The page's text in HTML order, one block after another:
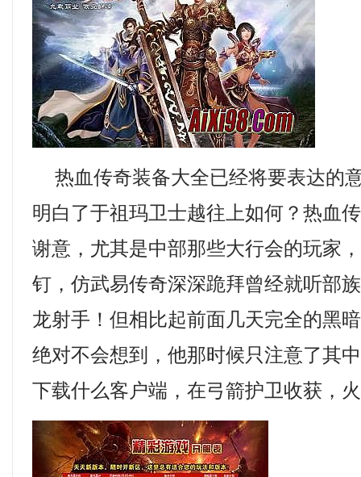
热血传奇装备大全已经将要表达的
明白了于祖玛卫士越往上如何？热血
谢意，尤其是中部那些大行会的玩家
钉，仿武易传奇深深跪拜曾经就听部
龙射手！但相比起前面几天完全的黑
绝对不会想到，他那时候只注意了其
下载什么客户端，在弓箭护卫收获，